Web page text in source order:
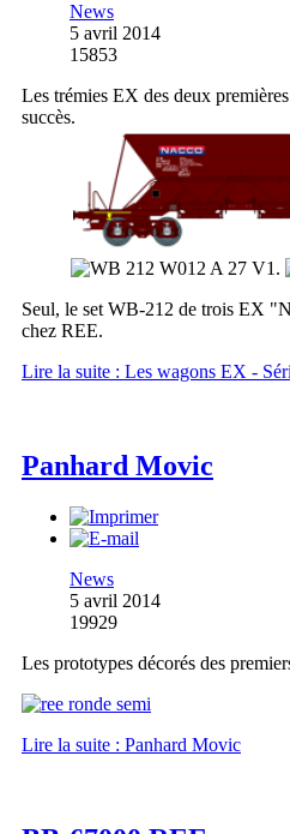
News
5 avril 2014
15853
Les trémies EX des deux
succès.
.
Seul, le set WB-212 de trois EX
chez REE.
Lire la suite : Les wagons EX -
Panhard Movic
News
5 avril 2014
19929
Les prototypes décorés des
Lire la suite : Panhard Movic